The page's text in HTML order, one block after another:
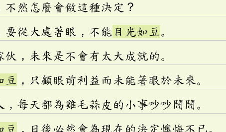
不然怎麼會做這種決定？
要從大處著眼，不能 目光如豆。
伙，未來是不會有太大成就的。
豆 ，只顧眼前利益而未能著眼於未來。
，每天都為雞毛蒜皮的小事吵吵鬧鬧。
豆 ，日後必然會為現在的決定懊悔不已。